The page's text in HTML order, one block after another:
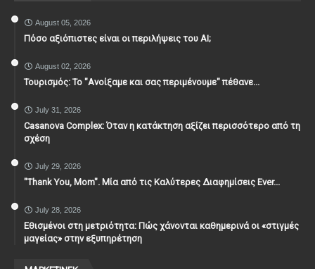
August 05, 2026
Πόσο αξιόπιστες είναι οι περιλήψεις του ΑΙ;
August 02, 2026
Τουρισμός: Το "Ανοίξαμε και σας περιμένουμε" πέθανε...
July 31, 2026
Casanova Complex: Όταν η κατάκτηση αξίζει περισσότερο από τη
σχέση
July 29, 2026
"Thank You, Mοm". Μία από τις Καλύτερες Διαφημίσεις Ever...
July 28, 2026
Εθισμένοι στη μετριότητα: Πώς χάνονται καθημερινά οι «στιγμές
μαγείας» στην εξυπηρέτηση